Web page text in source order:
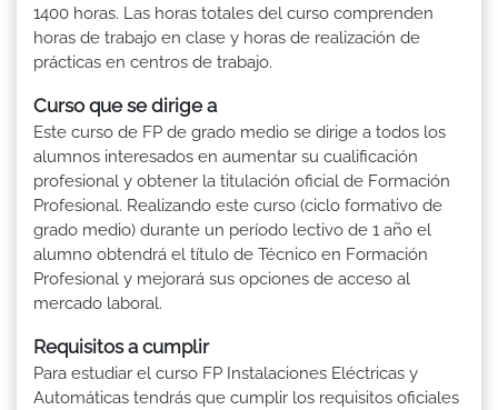
1400 horas. Las horas totales del curso comprenden
horas de trabajo en clase y horas de realización de
prácticas en centros de trabajo.
Curso que se dirige a
Este curso de FP de grado medio se dirige a todos los
alumnos interesados en aumentar su cualificación
profesional y obtener la titulación oficial de Formación
Profesional. Realizando este curso (ciclo formativo de
grado medio) durante un período lectivo de 1 año el
alumno obtendrá el título de Técnico en Formación
Profesional y mejorará sus opciones de acceso al
mercado laboral.
Requisitos a cumplir
Para estudiar el curso FP Instalaciones Eléctricas y
Automáticas tendrás que cumplir los requisitos oficiales